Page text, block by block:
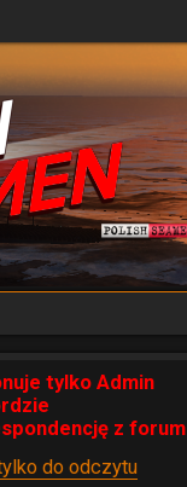
tylko Admin
z forum
do odczytu